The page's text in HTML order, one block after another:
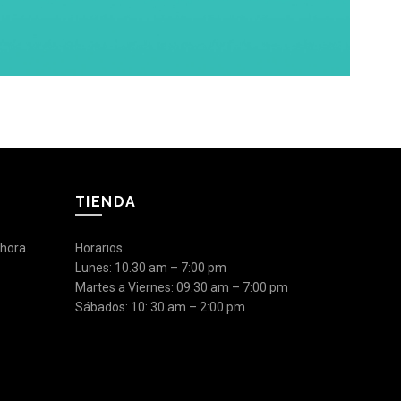
TIENDA
Horarios
Lunes: 10.30 am – 7:00 pm
Martes a Viernes: 09.30 am – 7:00 pm
Sábados: 10: 30 am – 2:00 pm